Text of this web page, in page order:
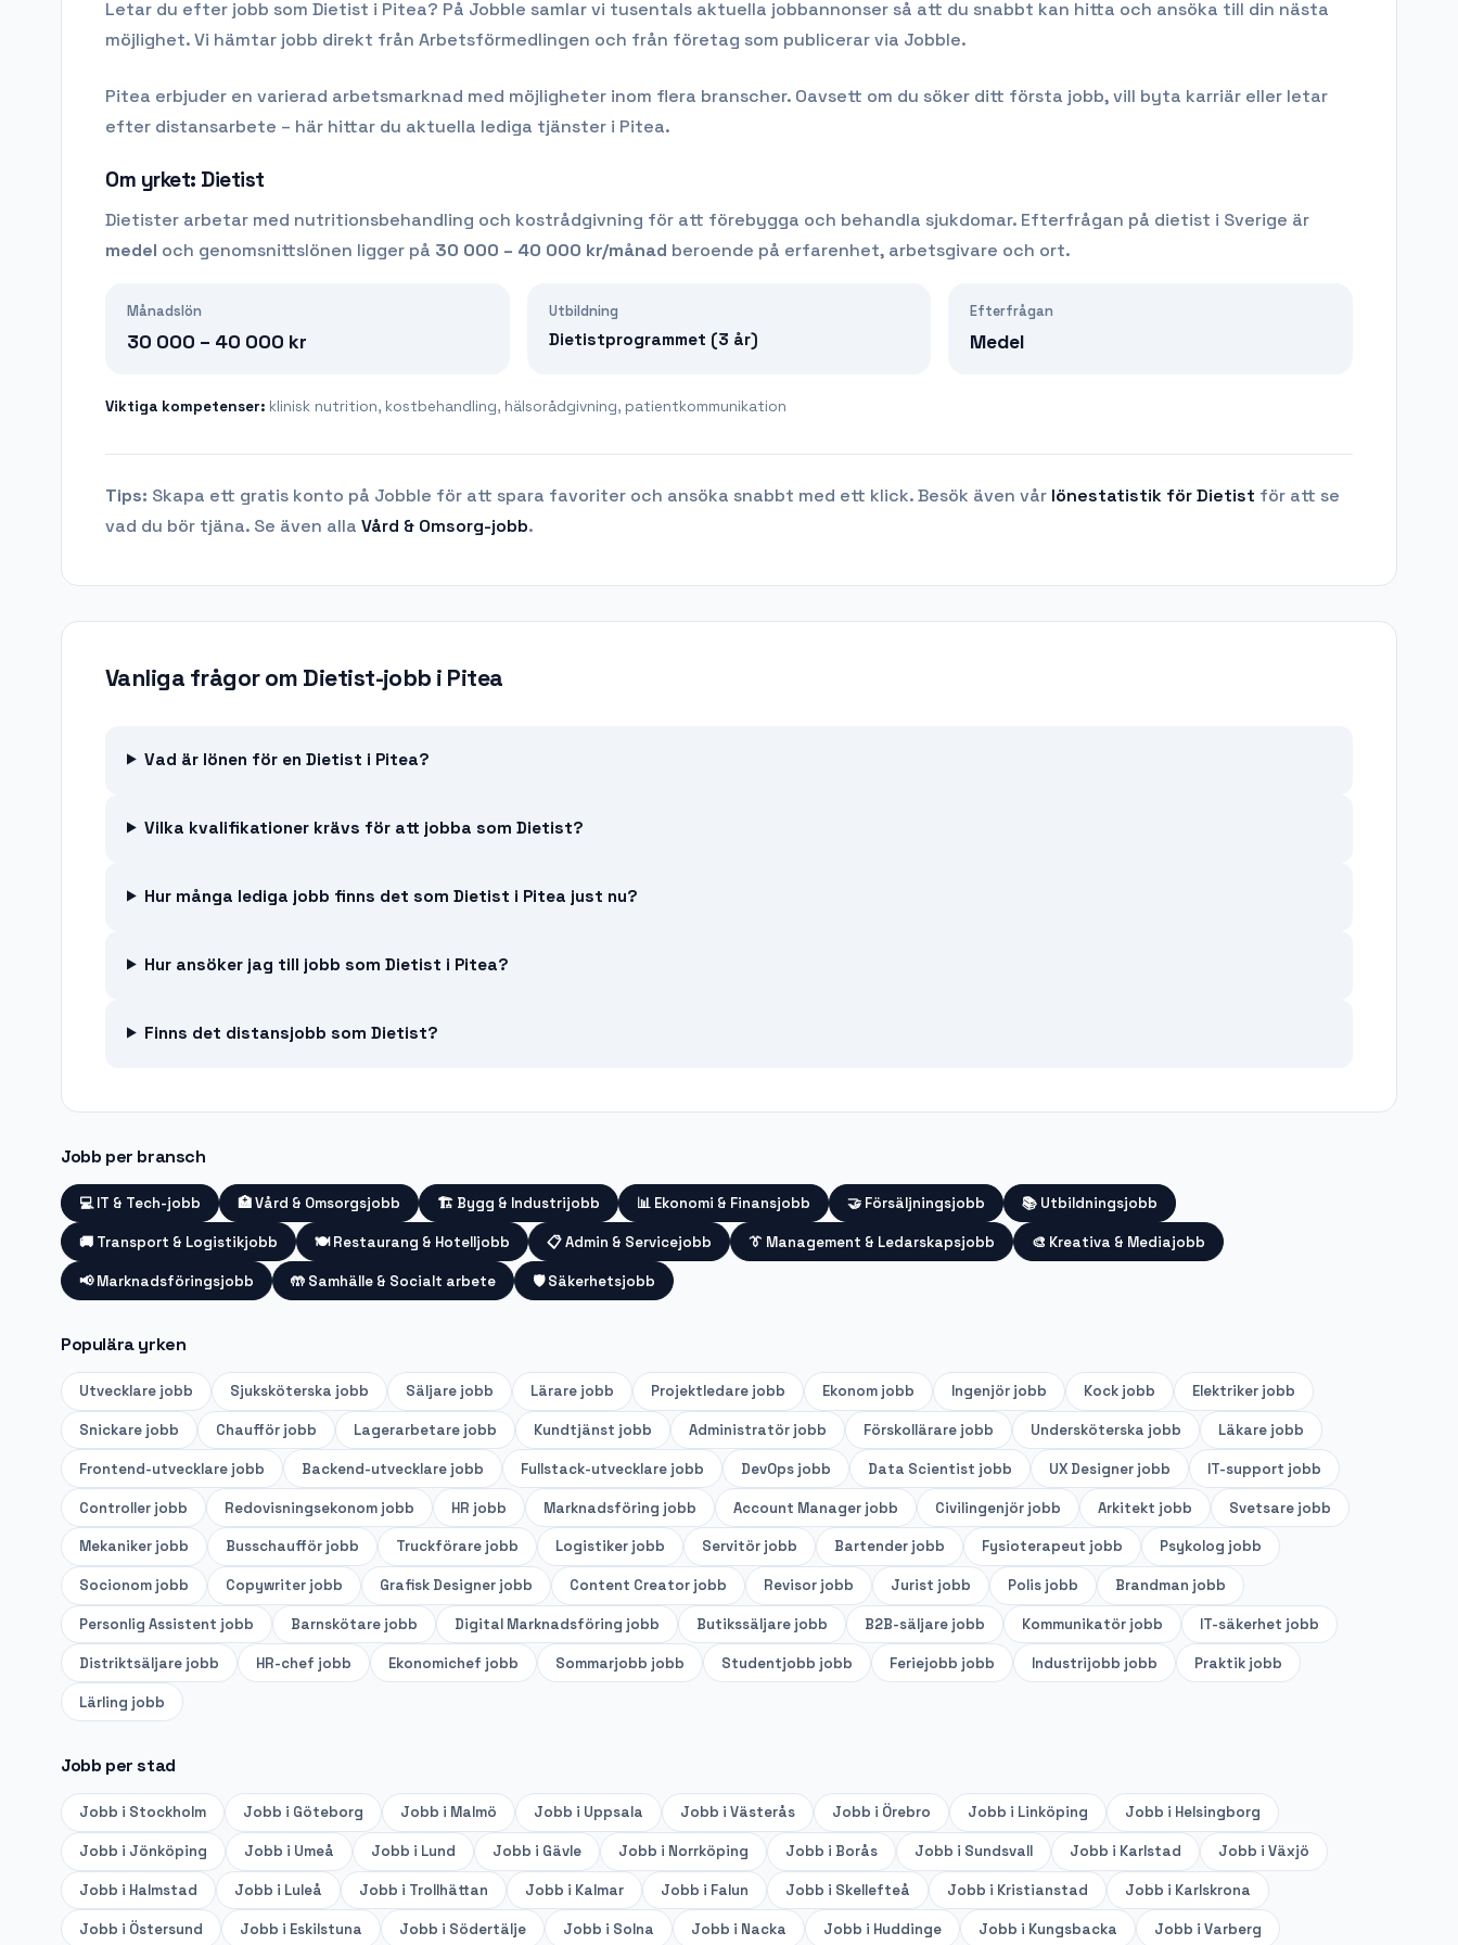
Letar du efter jobb som Dietist i Pitea? På Jobble samlar vi tusentals aktuella jobbannonser så att du snabbt kan hitta och ansöka till din nästa
möjlighet. Vi hämtar jobb direkt från Arbetsförmedlingen och från företag som publicerar via Jobble.
Pitea erbjuder en varierad arbetsmarknad med möjligheter inom flera branscher. Oavsett om du söker ditt första jobb, vill byta karriär eller letar
efter distansarbete – här hittar du aktuella lediga tjänster i Pitea.
Om yrket: Dietist
Dietister arbetar med nutritionsbehandling och kostrådgivning för att förebygga och behandla sjukdomar. Efterfrågan på dietist i Sverige är
medel och genomsnittslönen ligger på 30 000 – 40 000 kr/månad beroende på erfarenhet, arbetsgivare och ort.
Månadslön
30 000 – 40 000 kr
Utbildning
Dietistprogrammet (3 år)
Efterfrågan
Medel
Viktiga kompetenser: klinisk nutrition, kostbehandling, hälsorådgivning, patientkommunikation
Tips: Skapa ett gratis konto på Jobble för att spara favoriter och ansöka snabbt med ett klick. Besök även vår lönestatistik förDietist för att se
vad du bör tjäna. Se även alla Vård & Omsorg-jobb.
Vanliga frågor om Dietist-jobb i Pitea
Vad är lönen för en Dietist i Pitea?
Vilka kvalifikationer krävs för att jobba som Dietist?
Hur många lediga jobb finns det som Dietist i Pitea just nu?
Hur ansöker jag till jobb som Dietist i Pitea?
Finns det distansjobb som Dietist?
Jobb per bransch
💻 IT & Tech-jobb 🏥Vård & Omsorgsjobb 🏗️ Bygg & Industrijobb 📊 Ekonomi & Finansjobb 🤝 Försäljningsjobb 📚 Utbildningsjobb
🚚 Transport & Logistikjobb 🍽️ Restaurang & Hotelljobb 📋Admin & Servicejobb 👔 Management & Ledarskapsjobb 🎨 Kreativa & Mediajobb
📢 Marknadsföringsjobb 🤲 Samhälle & Socialt arbete 🛡️ Säkerhetsjobb
Populära yrken
Utvecklare jobb Sjuksköterska jobb Säljare jobb Lärare jobb Projektledare jobb Ekonom jobb Ingenjör jobb Kock jobb Elektriker jobb
Snickare jobb Chaufför jobb Lagerarbetare jobb Kundtjänst jobb Administratör jobb Förskollärare jobb Undersköterska jobb Läkare jobb
Frontend-utvecklare jobb Backend-utvecklare jobb Fullstack-utvecklare jobb DevOps jobb Data Scientist jobb UX Designer jobb IT-support jobb
Controller jobb Redovisningsekonom jobb HR jobb Marknadsföring jobb Account Manager jobb Civilingenjör jobb Arkitekt jobb Svetsare jobb
Mekaniker jobb Busschaufför jobb Truckförare jobb Logistiker jobb Servitör jobb Bartender jobb Fysioterapeut jobb Psykolog jobb
Socionom jobb Copywriter jobb Grafisk Designer jobb Content Creator jobb Revisor jobb Jurist jobb Polis jobb Brandman jobb
Personlig Assistent jobb Barnskötare jobb Digital Marknadsföring jobb Butikssäljare jobb B2B-säljare jobb Kommunikatör jobb IT-säkerhet jobb
Distriktsäljare jobb HR-chef jobb Ekonomichef jobb Sommarjobb jobb Studentjobb jobb Feriejobb jobb Industrijobb jobb Praktik jobb
Lärling jobb
Jobb per stad
Jobb i Stockholm Jobb i Göteborg Jobb i Malmö Jobb i Uppsala Jobb i Västerås Jobb i Örebro Jobb i Linköping Jobb i Helsingborg
Jobb i Jönköping Jobb i Umeå Jobb i Lund Jobb i Gävle Jobb i Norrköping Jobb i Borås Jobb i Sundsvall Jobb i Karlstad Jobb i Växjö
Jobb i Halmstad Jobb i Luleå Jobb i Trollhättan Jobb i Kalmar Jobb i Falun Jobb i Skellefteå Jobb i Kristianstad Jobb i Karlskrona
Jobb i Östersund Jobb i Eskilstuna Jobb i Södertälje Jobb i Solna Jobb i Nacka Jobb i Huddinge Jobb i Kungsbacka Jobb i Varberg